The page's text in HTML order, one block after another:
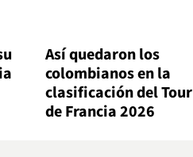
Así quedaron los
colombianos en la
clasificación del Tour
de Francia 2026